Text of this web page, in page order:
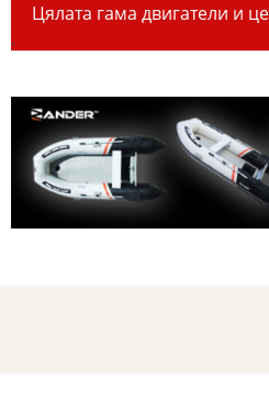
Цялата гама двигатели и
.